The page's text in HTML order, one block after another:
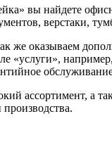
вы найдете
верстаки,
оказываем
«услуги»,
ассортимент, а